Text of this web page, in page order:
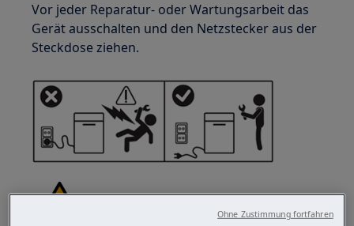
Vor jeder Reparatur- oder Wartungsarbeit das
Gerät ausschalten und den Netzstecker aus der
Steckdose ziehen.
Ohne Zustimmung fortfahren